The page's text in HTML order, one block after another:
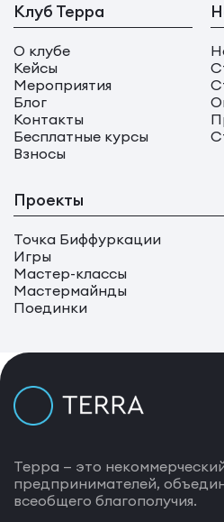
Клуб Терра
О клубе
Кейсы
Мероприятия
Блог
Контакты
Бесплатные курсы
Взносы
Проекты
Точка Биффуркации
Игры
Мастер-классы
Мастермайнды
Поединки
Терра — это
предпринимателей,
всеобщего благополучия.